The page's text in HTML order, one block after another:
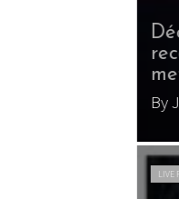
Décès de LSK,
reconnue dans
/
WEBZINE